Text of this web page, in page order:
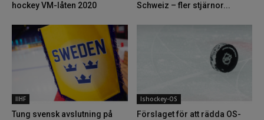
hockey VM-låten 2020
Schweiz – fler stjärnor...
IIHF
Tung svensk avslutning på
Ishockey-OS
Förslaget för att rädda OS-